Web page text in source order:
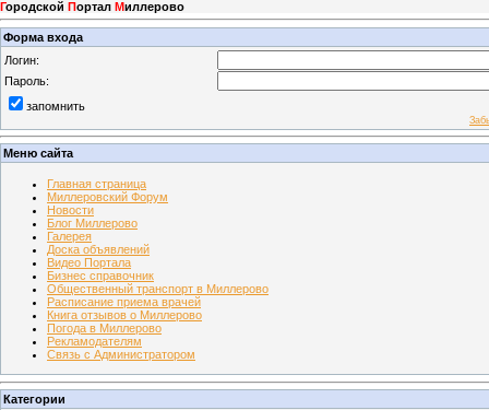
Городской Портал Миллерово
Форма входа
Логин:
Пароль:
запомнить
Меню сайта
Главная страница
Миллеровский Форум
Новости
Блог Миллерово
Галерея
Доска объявлений
Видео Портала
Бизнес справочник
Общественный транспорт в Миллерово
Расписание приема врачей
Книга отзывов о Миллерово
Погода в Миллерово
Рекламодателям
Связь с Администратором
Категории